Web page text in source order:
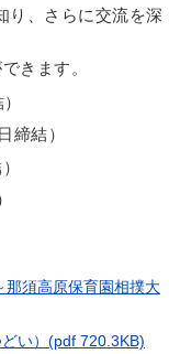
り、さらに交流を深
きます。
締結）
那須高原保育園相撲大
い） (pdf 720.3KB)